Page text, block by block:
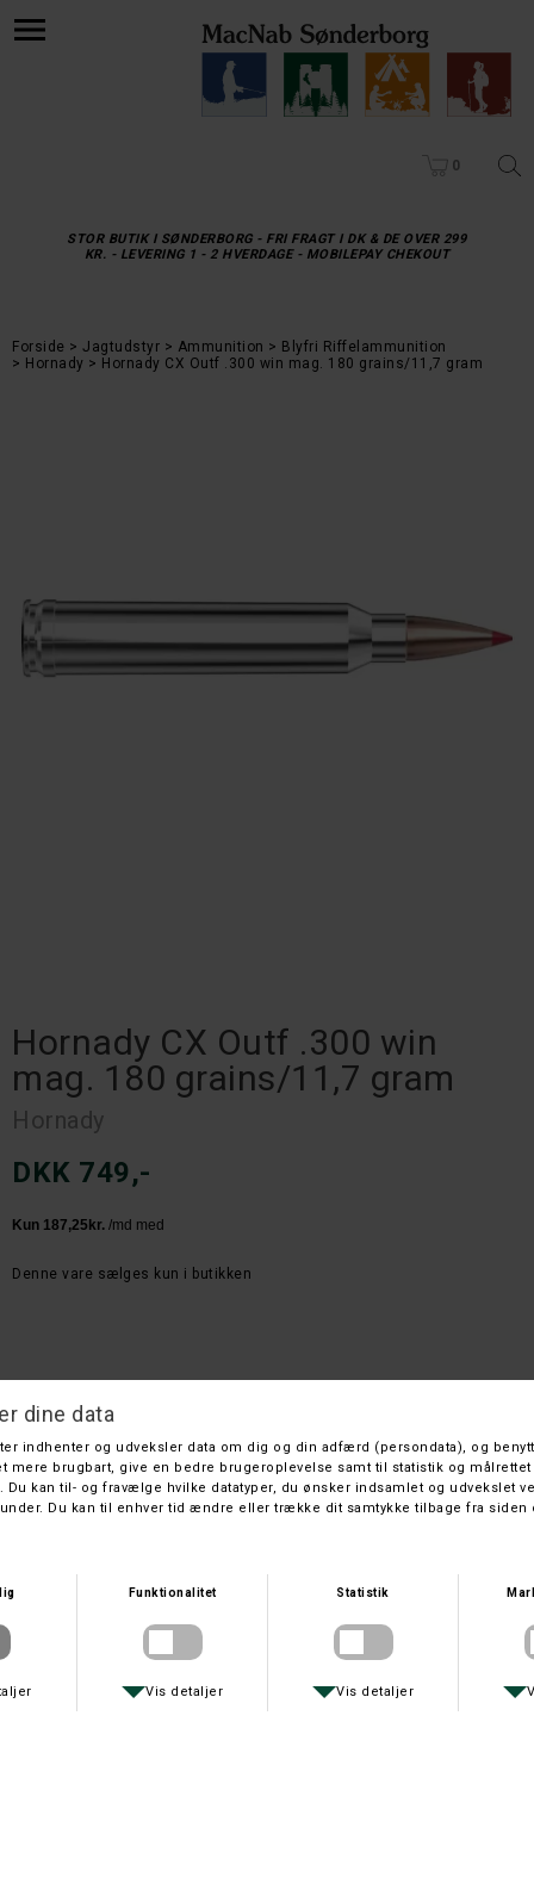
0
STOR BUTIK I SØNDERBORG - FRI FRAGT I DK & DE OVER 299
KR. - LEVERING 1 - 2 HVERDAGE - MOBILEPAY CHEKOUT
Forside Jagtudstyr Ammunition
Blyfri Riffelammunition
Hornady
Hornady CX Outf .300 win mag. 180 grains/11,7 gram
Hornady CX Outf .300 win
mag. 180 grains/11,7 gram
Hornady
DKK 749,-
Denne vare sælges kun i butikken
300 Win Mag 180 gr. CX®
Outfitter®
ydeevne under selv de hårdeste forhold.
Spørg om varen